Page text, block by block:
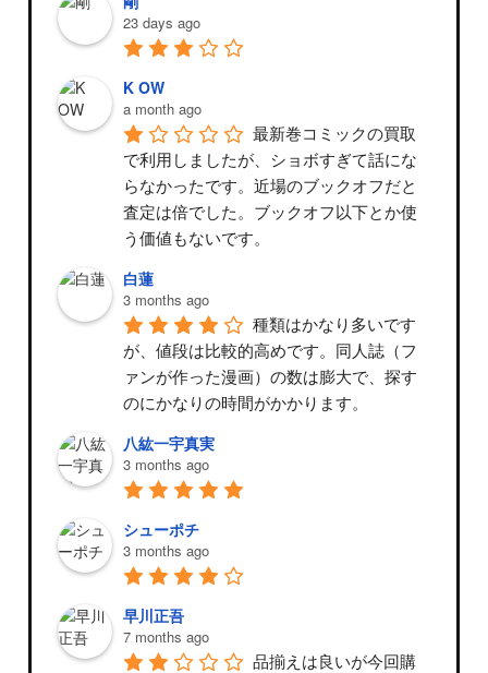
23 days ago
K OW
a month ago
最新巻コミックの買取
で利用しましたが、ショボすぎて話にな
らなかったです。近場のブックオフだと
査定は倍でした。ブックオフ以下とか使
う価値もないです。
白蓮
3 months ago
種類はかなり多いです
が、値段は比較的高めです。同人誌（フ
ァンが作った漫画）の数は膨大で、探す
のにかなりの時間がかかります。
八紘一宇真実
3 months ago
シューポチ
3 months ago
早川正吾
7 months ago
品揃えは良いが今回購